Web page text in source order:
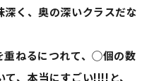
く、奥の深いクラスだな
重ねるにつれて、◯個の数
、本当にすごい!!!!と、